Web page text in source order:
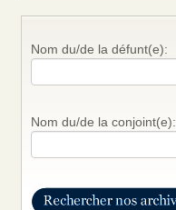
Nom du/de la défunt(e):
Nom du/de la conjoint(e):